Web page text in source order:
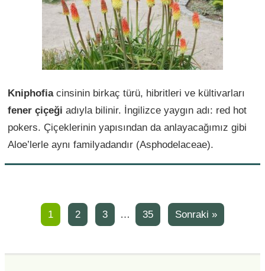
Kniphofiacinsinin birkaç türü, hibritleri ve kültivarları
fener çiçeği adıyla bilinir. İngilizce yaygın adı: red hot
pokers. Çiçeklerinin yapısından da anlayacağımız gibi
Aloe’lerle aynı familyadandır (Asphodelaceae).
1 2 3 … 35 Sonraki »